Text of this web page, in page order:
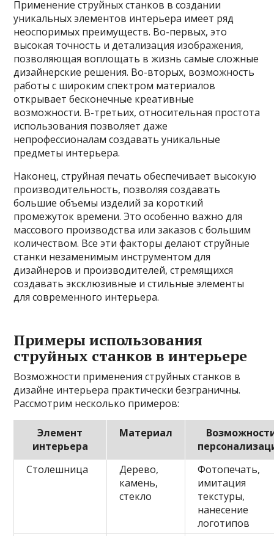
Применение струйных станков в создании
уникальных элементов интерьера имеет ряд
неоспоримых преимуществ. Во-первых, это
высокая точность и детализация изображения,
позволяющая воплощать в жизнь самые сложные
дизайнерские решения. Во-вторых, возможность
работы с широким спектром материалов
открывает бесконечные креативные
возможности. В-третьих, относительная простота
использования позволяет даже
непрофессионалам создавать уникальные
предметы интерьера.
Наконец, струйная печать обеспечивает высокую
производительность, позволяя создавать
большие объемы изделий за короткий
промежуток времени. Это особенно важно для
массового производства или заказов с большим
количеством. Все эти факторы делают струйные
станки незаменимым инструментом для
дизайнеров и производителей, стремящихся
создавать эксклюзивные и стильные элементы
для современного интерьера.
Примеры использования
струйных станков в интерьере
Возможности применения струйных станков в
дизайне интерьера практически безграничны.
Рассмотрим несколько примеров:
Элемент
интерьера
Материал
Столешница
Дерево,
камень,
стекло
Фотопечать,
имитация
текстуры,
нанесение
логотипов